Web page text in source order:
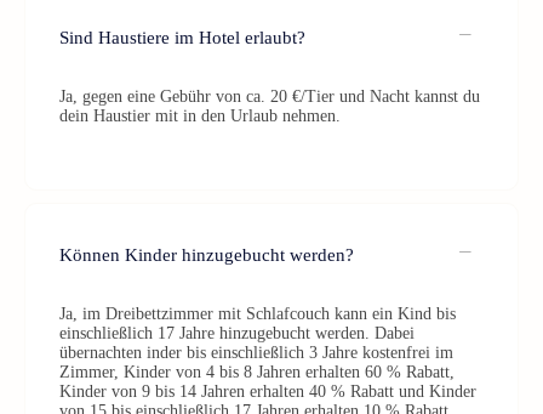
Sind Haustiere im Hotel erlaubt?
Ja, gegen eine Gebühr von ca. 20 €/Tier und Nacht kannst du
dein Haustier mit in den Urlaub nehmen.
Können Kinder hinzugebucht werden?
Ja, im Dreibettzimmer mit Schlafcouch kann ein Kind bis
einschließlich 17 Jahre hinzugebucht werden. Dabei
übernachten inder bis einschließlich 3 Jahre kostenfrei im
Zimmer, Kinder von 4 bis 8 Jahren erhalten 60 % Rabatt,
Kinder von 9 bis 14 Jahren erhalten 40 % Rabatt und Kinder